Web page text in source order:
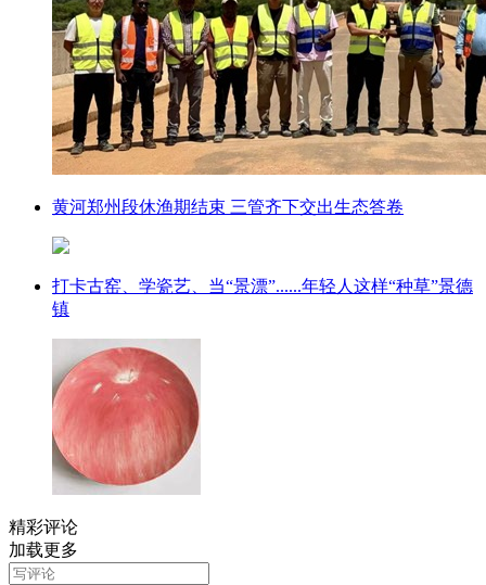
黄河郑州段休渔期结束 三管齐下交出生态答卷
打卡古窑、学瓷艺、当“景漂”......年轻人这样“种草”景德
镇
精彩评论
加载更多